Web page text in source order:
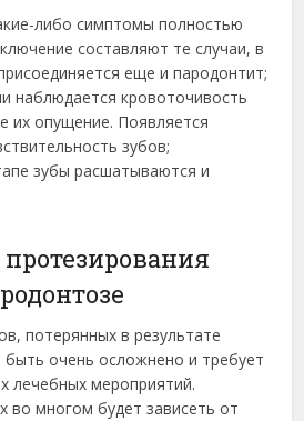
либо симптомы полностью
составляют те случаи, в
еще и пародонтит;
наблюдается кровоточивость
их опущение. Появляется
зубов;
зубы расшатываются и
потерянных в результате
очень осложнено и требует
лечебных мероприятий.
во многом будет зависеть от